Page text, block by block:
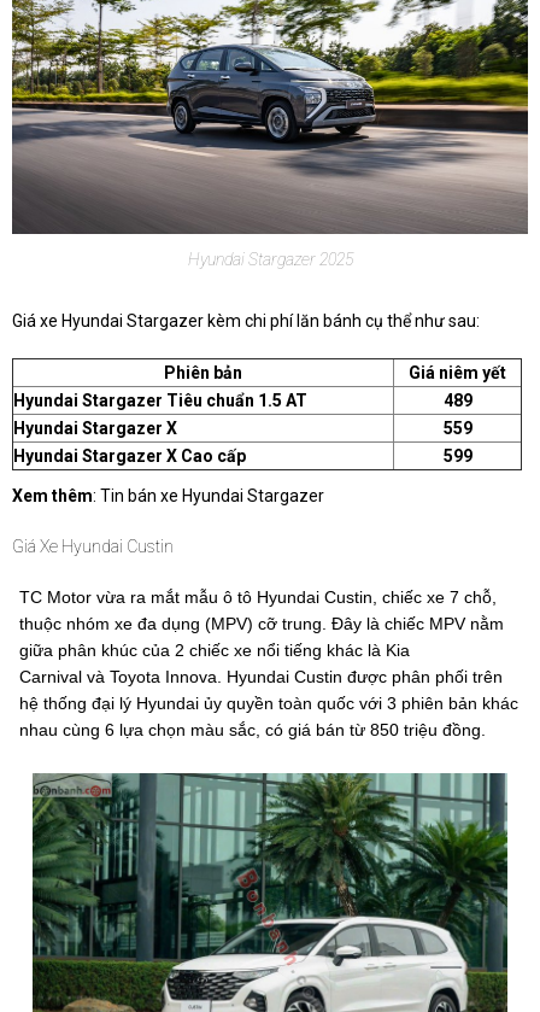
Hyundai Stargazer 2025
​Giá xe Hyundai Stargazer kèm chi phí lăn bánh cụ thể như sau:
Phiên bản
Giá niêm yết
Hyundai Stargazer Tiêu chuẩn 1.5 AT
489
Hyundai Stargazer X
559
Hyundai Stargazer X Cao cấp
599
Xem thêm: Tin bán xe Hyundai Stargazer
Giá Xe Hyundai Custin
TC Motor vừa ra mắt mẫu ô tô Hyundai Custin, chiếc xe 7 chỗ,
thuộc nhóm xe đa dụng (MPV) cỡ trung. Đây là chiếc MPV nằm
giữa phân khúc của 2 chiếc xe nổi tiếng khác là Kia
Carnival và Toyota Innova. Hyundai Custin được phân phối trên
hệ thống đại lý Hyundai ủy quyền toàn quốc với 3 phiên bản khác
nhau cùng 6 lựa chọn màu sắc, có giá bán từ 850 triệu đồng.